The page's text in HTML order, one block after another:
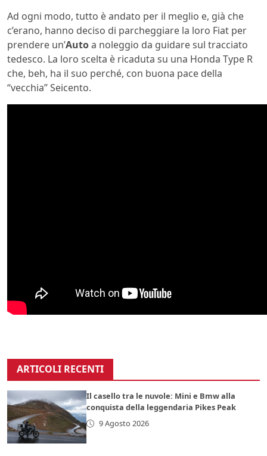
Ad ogni modo, tutto è andato per il meglio e, già che
c’erano, hanno deciso di parcheggiare la loro Fiat per
prendere un’Autoa noleggio da guidare sul tracciato
tedesco. La loro scelta è ricaduta su una Honda Type R
che, beh, ha il suo perché, con buona pace della
“vecchia” Seicento.
ARTICOLI RECENTI
Il casello tra le nuvole: Mini e Bmw alla
conquista della leggendaria Pikes Peak
9 Agosto 2026